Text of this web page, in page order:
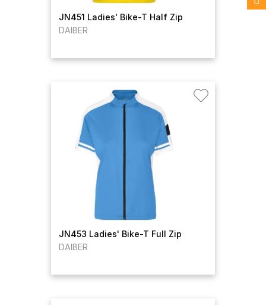
JN451 Ladies' Bike-T Half Zip
DAIBER
JN453 Ladies' Bike-T Full Zip
DAIBER